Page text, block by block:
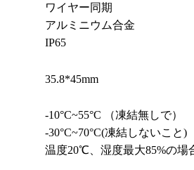
ワイヤー同期
アルミニウム合金
IP65
35.8*45mm
-10°C~55°C （凍結無しで）
-30°C~70°C(凍結しないこと)
温度20℃、湿度最大85%の場